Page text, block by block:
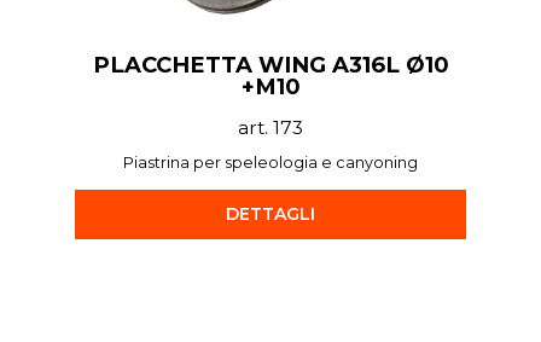
PLACCHETTA WING A316L Ø10
+M10
art. 173
Piastrina per speleologia e canyoning
DETTAGLI